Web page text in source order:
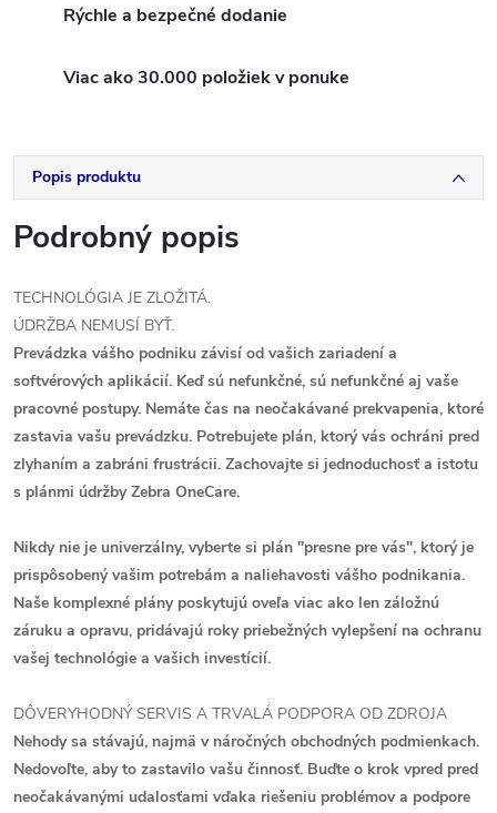
Rýchle a bezpečné dodanie
Viac ako 30.000 položiek v ponuke
Popis produktu
Podrobný popis
TECHNOLÓGIA JE ZLOŽITÁ.
ÚDRŽBA NEMUSÍ BYŤ.
Prevádzka vášho podniku závisí od vašich zariadení a
softvérových aplikácií. Keď sú nefunkčné, sú nefunkčné aj vaše
pracovné postupy. Nemáte čas na neočakávané prekvapenia, ktoré
zastavia vašu prevádzku. Potrebujete plán, ktorý vás ochráni pred
zlyhaním a zabráni frustrácii. Zachovajte si jednoduchosť a istotu
s plánmi údržby Zebra OneCare.
Nikdy nie je univerzálny, vyberte si plán "presne pre vás", ktorý je
prispôsobený vašim potrebám a naliehavosti vášho podnikania.
Naše komplexné plány poskytujú oveľa viac ako len záložnú
záruku a opravu, pridávajú roky priebežných vylepšení na ochranu
vašej technológie a vašich investícií.
DÔVERYHODNÝ SERVIS A TRVALÁ PODPORA OD ZDROJA
Nehody sa stávajú, najmä v náročných obchodných podmienkach.
Nedovoľte, aby to zastavilo vašu činnosť. Buďte o krok vpred pred
neočakávanými udalosťami vďaka riešeniu problémov a podpore